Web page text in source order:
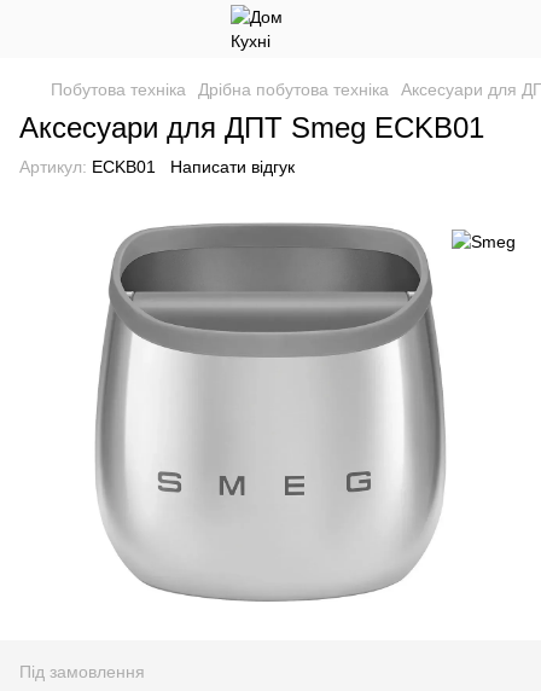
Побутова техніка Дрібна побутова техніка Аксесуари для
Аксесуари для ДПТ Smeg ECKB01
Артикул: ECKB01 Написати відгук
Під замовлення